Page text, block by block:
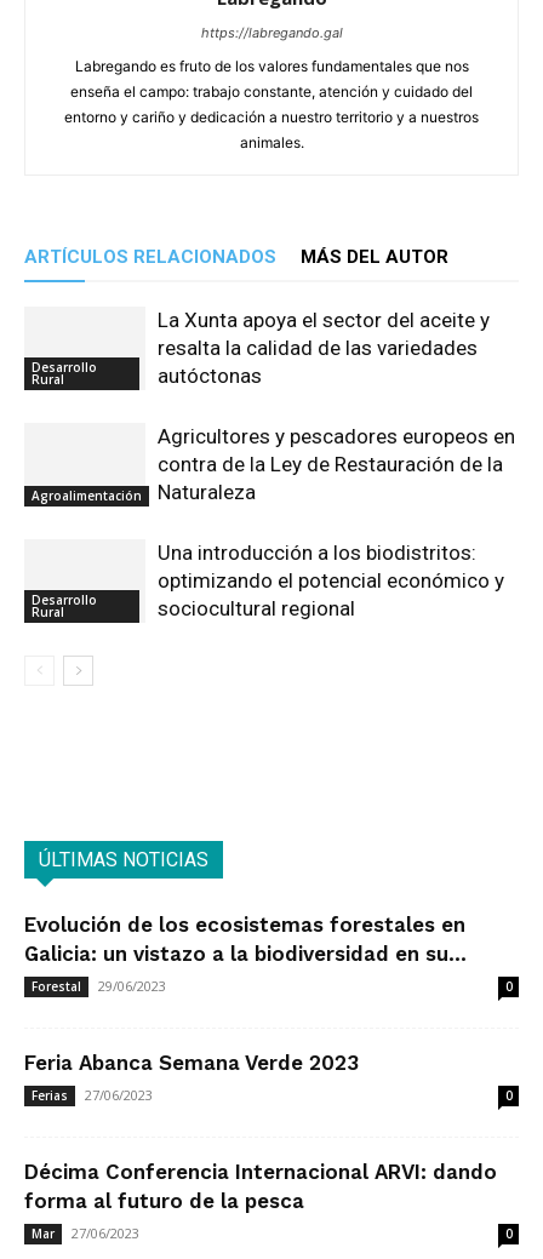
https://labregando.gal
Labregando es fruto de los valores fundamentales que nos
enseña el campo: trabajo constante, atención y cuidado del
entorno y cariño y dedicación a nuestro territorio y a nuestros
animales.
ARTÍCULOS RELACIONADOS MÁS DEL AUTOR
Desarrollo
Rural
La Xunta apoya el sector del aceite y
resalta la calidad de las variedades
autóctonas
Agroalimentación
Agricultores y pescadores europeos en
contra de la Ley de Restauración de la
Naturaleza
Desarrollo
Rural
Una introducción a los biodistritos:
optimizando el potencial económico y
sociocultural regional
ÚLTIMAS NOTICIAS
Evolución de los ecosistemas forestales en
Galicia: un vistazo a la biodiversidad en su...
Forestal 29/06/2023 0
Feria Abanca Semana Verde 2023
Ferias 27/06/2023 0
Décima Conferencia Internacional ARVI: dando
forma al futuro de la pesca
Mar 27/06/2023 0